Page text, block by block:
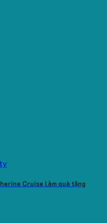
Cruise làm quà tặng